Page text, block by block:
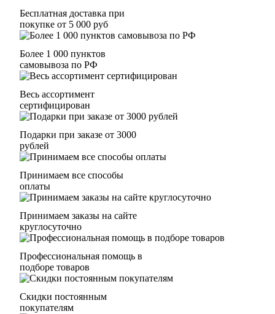
Бесплатная доставка при
покупке от 5 000 руб
Более 1 000 пунктов
самовывоза по РФ
Весь ассортимент
сертифицирован
Подарки при заказе от 3000
рублей
Принимаем все способы
оплаты
Принимаем заказы на сайте
круглосуточно
Профессиональная помощь в
подборе товаров
Скидки постоянным
покупателям